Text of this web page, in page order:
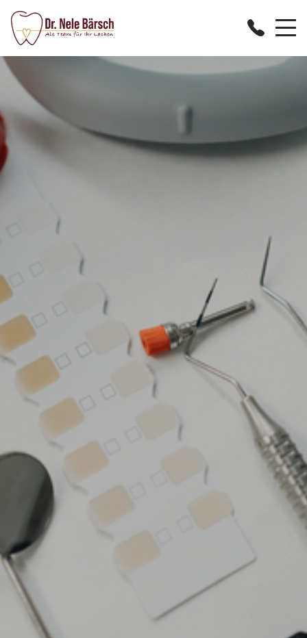
PHILOSOPHIE
SOZIALES ENGAGEMENT
ZAHNGOLDSPENDE
ZAHNVORSORGE
PROFESSIONELLE ZAHNREINIGUNG
PARODONTITIS
ZAHNERHALTUNG